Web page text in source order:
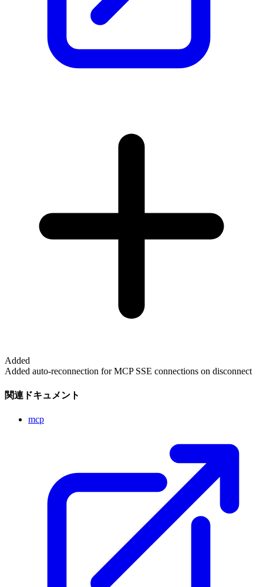
Added
Added auto-reconnection for MCP SSE connections on disconnect
関連ドキュメント
mcp